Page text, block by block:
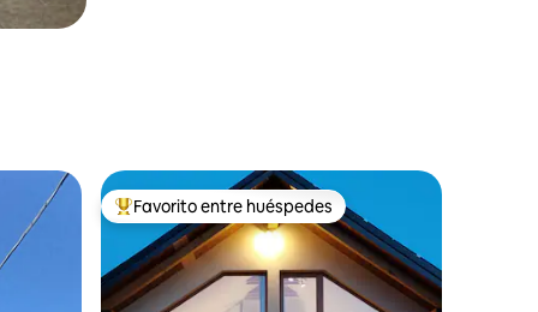
Favorito entre huéspedes preferido
Favorito entre huéspedes